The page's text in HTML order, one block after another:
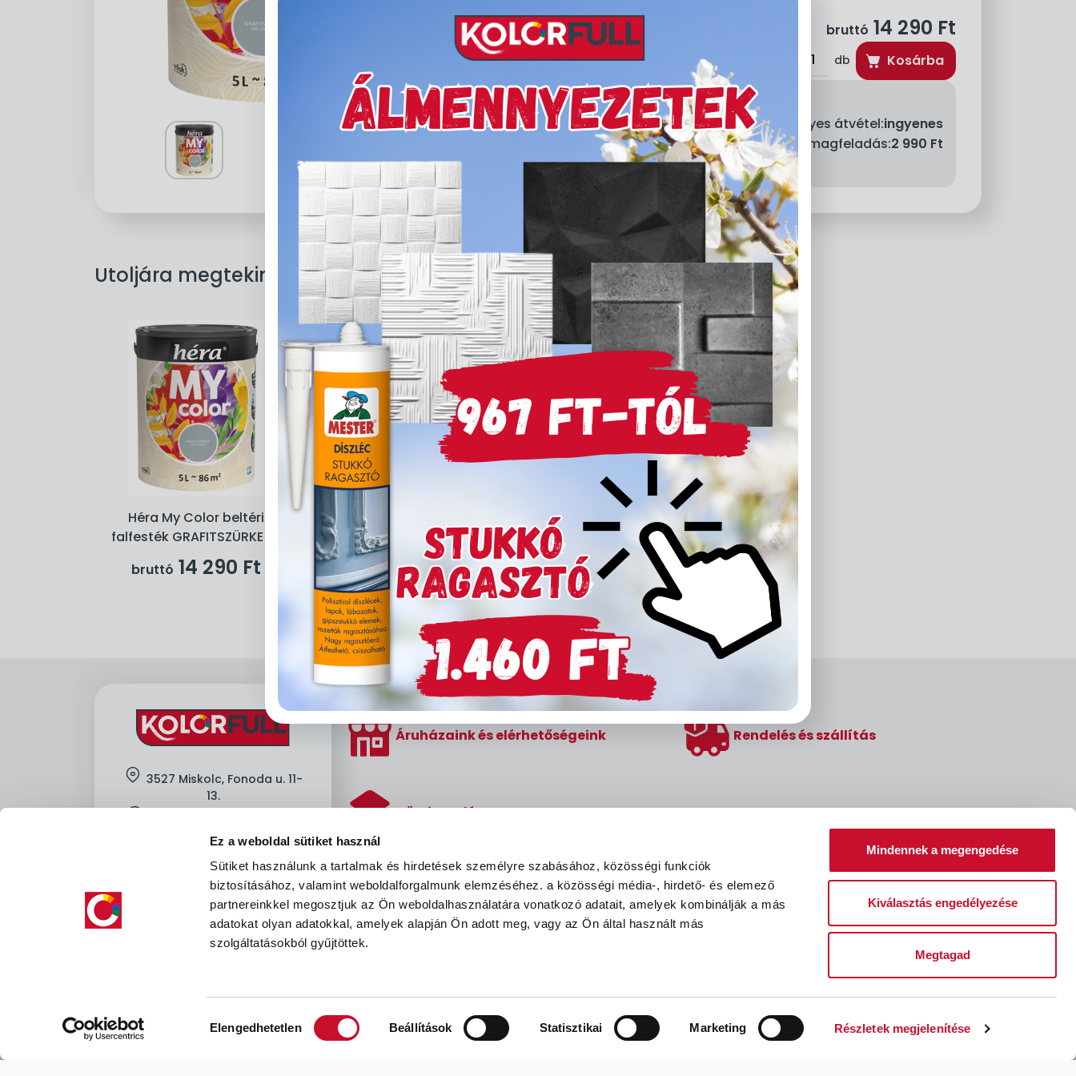
Ez a weboldal sütiket használ
Sütiket használunk a tartalmak és hirdetések személyre szabásához, közösségi funkciók
biztosításához, valamint weboldalforgalmunk elemzéséhez. a közösségi média-, hirdető- és elemező
partnereinkkel megosztjuk az Ön weboldalhasználatára vonatkozó adatait, amelyek kombinálják a más
adatokat olyan adatokkal, amelyek alapján Ön adott meg, vagy az Ön által használt más
szolgáltatásokból gyűjtöttek.
kiválasztása
Elengedhetetlen Beállítások Statisztikai Marketing Részletek megjelenítése
Mindennek a megengedése
Kiválasztás engedélyezése
Megtagad
Készleten
bruttó 14 290 Ft
db Kosárba
delivery Szállítási díjak:
Személyes átvétel:ingyenes
Kiszállítás - MPL csomagfeladás:2 990 Ft
Utoljára megtekintett termékek
Héra My Color beltéri
falfesték GRAFITSZÜRKE 5L
bruttó 14 290 Ft
Áruházaink és elérhetőségeink Rendelés és szállítás
Hőszigetelés
location 3527 Miskolc, Fonoda u. 11-
13.
clock
facebookinstagraminstagram